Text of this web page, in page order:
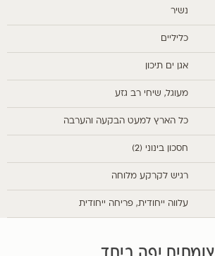
נשיר
כליליים
אגן ים תיכון
מעוגל, שיחי רב גזע
כל הארץ למעט הבקעה והערבה
חסכון בינוני (2)
רגיש לקרקע מלוחה
עלווה ייחודית, פריחה ייחודית